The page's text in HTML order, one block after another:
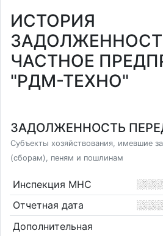
ИСТОРИЯ
ЧАСТНОЕ
"РДМ-ТЕХНО"
ЗАДОЛЖЕННОСТЬ
Субъекты хозяйствования, имевшие
(сборам), пеням и пошлинам
Инспекция МНС
Отчетная дата
Дополнительная